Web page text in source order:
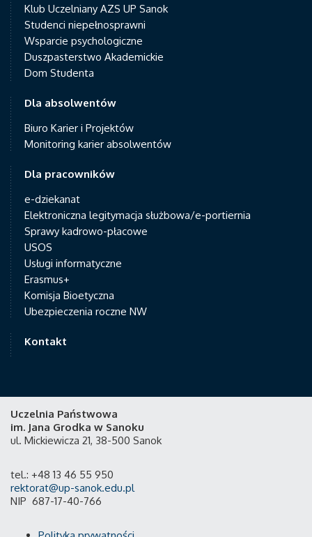
Klub Uczelniany AZS UP Sanok
Studenci niepełnosprawni
Wsparcie psychologiczne
Duszpasterstwo Akademickie
Dom Studenta
Dla absolwentów
Biuro Karier i Projektów
Monitoring karier absolwentów
Dla pracowników
e-dziekanat
Elektroniczna legitymacja służbowa/e-portiernia
Sprawy kadrowo-płacowe
USOS
Usługi informatyczne
Erasmus+
Komisja Bioetyczna
Ubezpieczenia roczne NW
Kontakt
Uczelnia Państwowa
im. Jana Grodka w Sanoku
ul. Mickiewicza 21, 38-500 Sanok
tel.: +48 13 46 55 950
rektorat@up-sanok.edu.pl
NIP 687-17-40-766